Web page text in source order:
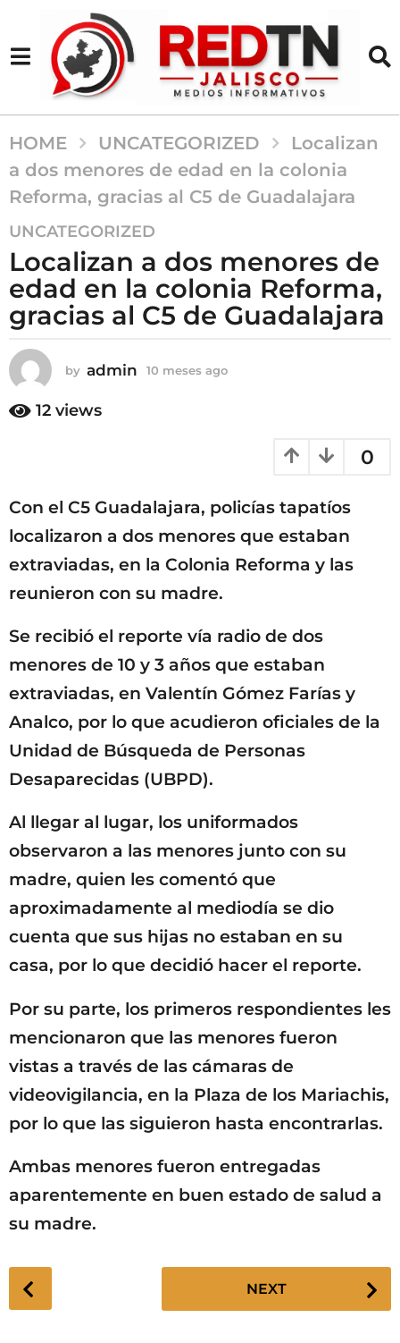
HOME UNCATEGORIZED
Localizan
a dos menores de edad en la colonia
Reforma, gracias al C5 de Guadalajara
1
0
m
e
s
e
s
a
o
e
s
s
a
o
UNCATEGORIZED
Localizan a dos menores de
edad en la colonia Reforma,
gracias al C5 de Guadalajara
by admin 10 meses ago
g
12 views
0
Con el C5 Guadalajara, policías tapatíos
localizaron a dos menores que estaban
extraviadas, en la Colonia Reforma y las
reunieron con su madre.
Se recibió el reporte vía radio de dos
menores de 10 y 3 años que estaban
extraviadas, en Valentín Gómez Farías y
Analco, por lo que acudieron oficiales de la
Unidad de Búsqueda de Personas
Desaparecidas (UBPD).
Al llegar al lugar, los uniformados
observaron a las menores junto con su
madre, quien les comentó que
aproximadamente al mediodía se dio
cuenta que sus hijas no estaban en su
casa, por lo que decidió hacer el reporte.
Por su parte, los primeros respondientes les
mencionaron que las menores fueron
vistas a través de las cámaras de
videovigilancia, en la Plaza de los Mariachis,
por lo que las siguieron hasta encontrarlas.
Ambas menores fueron entregadas
aparentemente en buen estado de salud a
su madre.
o
NEXT